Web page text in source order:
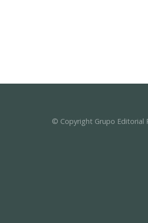
© Copyright Grupo Editorial